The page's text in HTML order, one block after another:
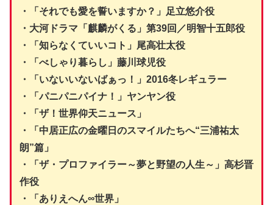
・「それでも愛を誓いますか？」足立悠介役
・大河ドラマ「麒麟がくる」第39回／明智十五郎役
・「知らなくていいコト」尾高壮太役
・「べしゃり暮らし」藤川球児役
・「いないいないばぁっ！」2016冬レギュラー
・「パニパニパイナ！」ヤンヤン役
・「ザ！世界仰天ニュース」
・「中居正広の金曜日のスマイルたちへ“三浦祐太
朗”篇」
・「ザ・プロファイラー～夢と野望の人生～」高杉晋
作役
・「ありえへん∞世界」